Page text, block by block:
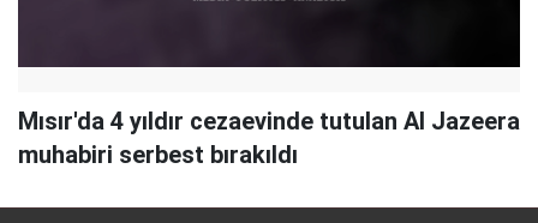
Mısır'da 4 yıldır cezaevinde tutulan Al Jazeera
muhabiri serbest bırakıldı